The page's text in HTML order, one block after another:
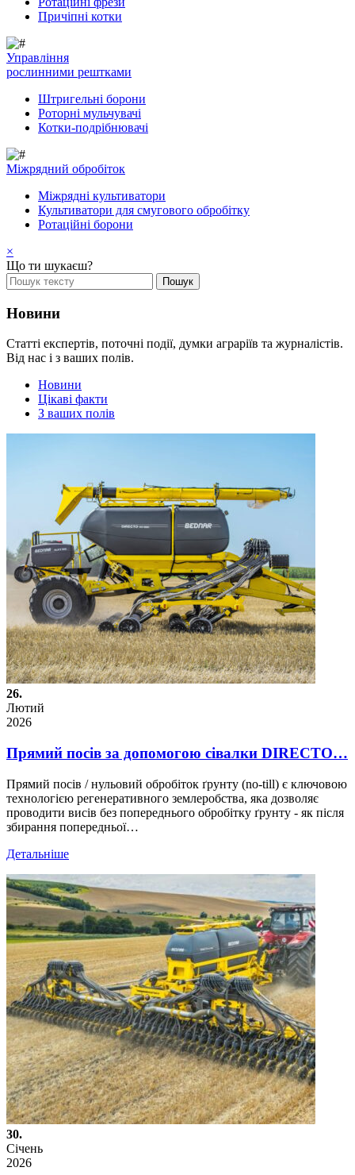
Причіпні котки
Управління
рослинними рештками
Штригельні борони
Pоторні мульчувачі
Котки-подрібнювачі
Mіжрядний обробіток
Міжрядні культиватори
Культиватори для смугового обробітку
Ротаційні борони
×
Що ти шукаєш?
Новини
Статті експертів, поточні події, думки аграріїв та журналістів.
Від нас і з ваших полів.
Новини
Цікаві факти
З ваших полів
26.
Лютий
2026
Прямий посів за допомогою сівалки DIRECTO…
Прямий посів / нульовий обробіток ґрунту (no-till) є ключовою
технологією регенеративного землеробства, яка дозволяє
проводити висів без попереднього обробітку ґрунту - як після
збирання попередньої…
Детальніше
30.
Січень
2026